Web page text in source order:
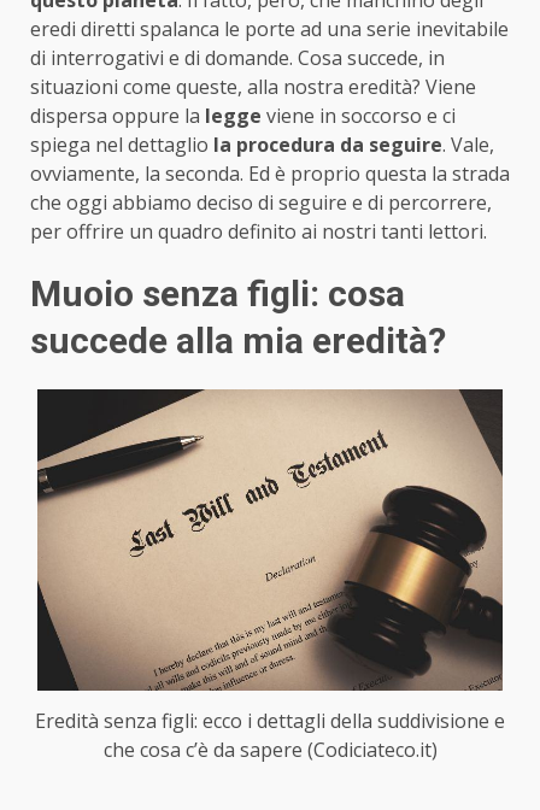
eredi diretti spalanca le porte ad una serie inevitabile
di interrogativi e di domande. Cosa succede, in
situazioni come queste, alla nostra eredità? Viene
dispersa oppure la legge viene in soccorso e ci
spiega nel dettaglio la procedura da seguire. Vale,
ovviamente, la seconda. Ed è proprio questa la strada
che oggi abbiamo deciso di seguire e di percorrere,
per offrire un quadro definito ai nostri tanti lettori.
Muoio senza figli: cosa
succede alla mia eredità?
Eredità senza figli: ecco i dettagli della suddivisione e
che cosa c’è da sapere (Codiciateco.it)